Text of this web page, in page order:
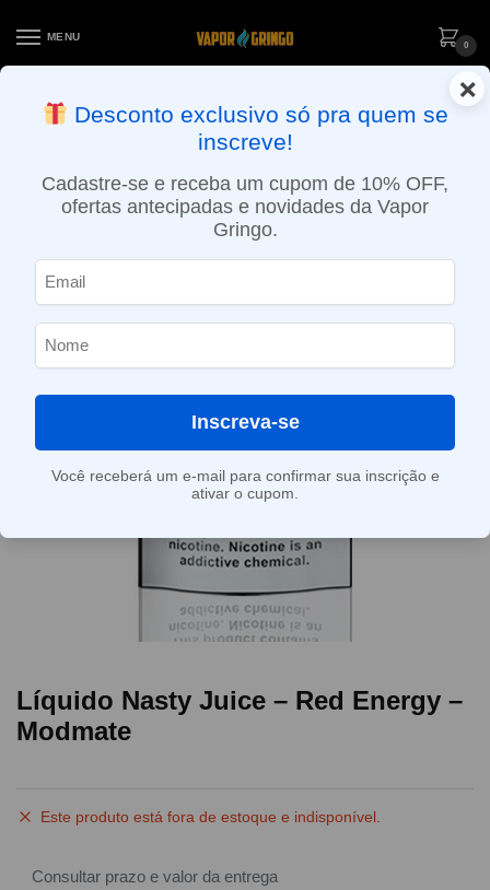
MENU
0
ENTREGA NO MESMO DIA EM SÃO PAULO (SEG A SEX): PEDIDOS
APROVADOS ATÉ 15:30 VIA MOTOBOY
Líquido Nasty Juice – Red Energy –
Modmate
Este produto está fora de estoque e indisponível.
Consultar prazo e valor da entrega
×
Desconto exclusivo só pra quem se
inscreve!
Cadastre-se e receba um cupom de 10% OFF,
ofertas antecipadas e novidades da Vapor
Gringo.
Inscreva-se
Você receberá um e-mail para confirmar sua inscrição e
ativar o cupom.